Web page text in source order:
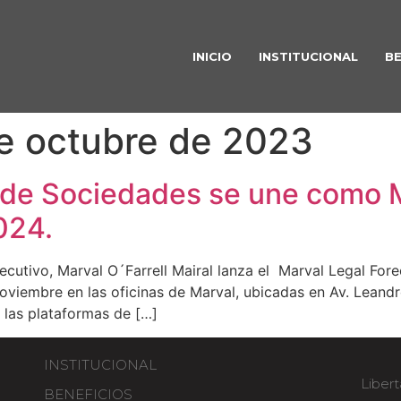
INICIO INSTITUCIONAL
octubre de 2023
Sociedades se une como
Marval O´Farrell Mairal lanza el Marval Legal
en las oficinas de Marval, ubicadas en Av.
las plataformas de […]
INSTITUCIONAL
BENEFICIOS